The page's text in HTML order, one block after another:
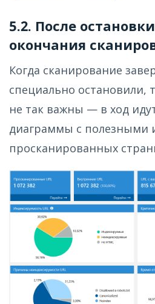
5.2. После
окончания
Когда сканирование
специально остановили,
не так важны — в ход
диаграммы с полезными
просканированных